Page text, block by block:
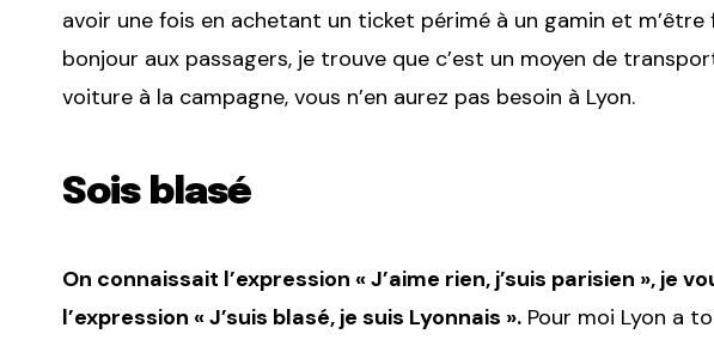
avoir une fois en achetant un ticket périmé à un gamin et
bonjour aux passagers, je trouve que c’est un moyen de
voiture à la campagne, vous n’en aurez pas besoin à Lyon.
Sois blasé
On connaissait l’expression « J’aime rien, j’suis parisien », je
l’expression « J’suis blasé, je suis Lyonnais ». Pour moi Lyon a